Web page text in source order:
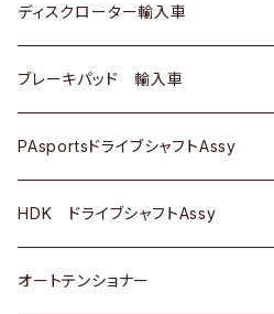
スバル
マツダ
三菱
スバル
ＢＥＮＺ
マツダ
三菱
スバル
ダイハツ
マツダ
三菱
スバル
日産
ダイハツ
マツダ
三菱
スバル
スズキ
日産
ダイハツ
マツダ
三菱
スズキ
日産
ダイハツ
マツダ
三菱
トヨタ
ホンダ
スズキ
日産
いすゞ
ディスクローター輸入車
ＡＵＤＩ
ＢＥＮＺ
ＢＭＷ
GOLF
ブレーキパッド 輸入車
ＢＥＮＺ
ＢＭＷ
ＷＡＧＥＮ
PAsportsドライブシャフトAssy
トヨタ
ホンダ
HDK ドライブシャフトAssy
スズキ
オートテンショナー